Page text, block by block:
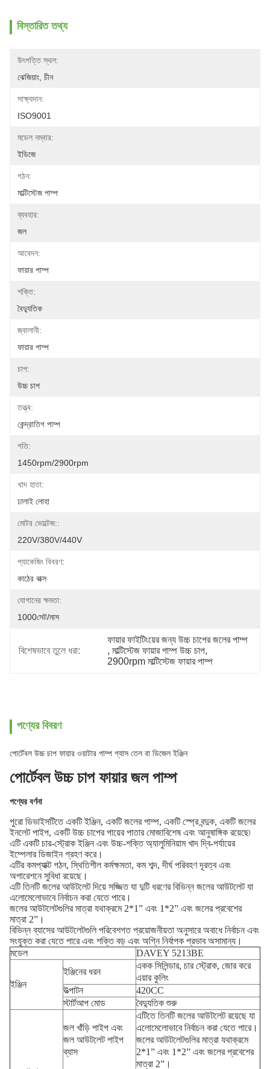
বিস্তারিত তথ্য
উৎপত্তি স্থল:
ঝেজিয়াং, চীন
সাক্ষ্যদান:
ISO9001
মডেল নম্বার:
ইডিজে
গঠন:
মাল্টিস্টেজ পাম্প
ব্যবহার:
জল
আবেদন:
ফায়ার পাম্প
শক্তি:
বৈদ্যুতিক
জ্বালানী:
ফায়ার পাম্প
চাপ:
উচ্চ চাপ
তত্ত্ব:
কেন্দ্রাতিগ পাম্প
গতি:
1450rpm/2900rpm
খাদ হাতা:
ঢালাই লোহা
মোটর ভোল্টেজ::
220V/380V/440V
প্যাকেজিং বিবরণ:
কাঠের বাক্স
যোগানের ক্ষমতা:
1000সেট/মাস
বিশেষভাবে তুলে ধরা:
ফায়ার ফাইটিংয়ের জন্য উচ্চ চাপের জলের পাম্প
, মাল্টিস্টেজ ফায়ার পাম্প উচ্চ চাপ,
2900rpm মাল্টিস্টেজ ফায়ার পাম্প
পণ্যের বিবরণ
পোর্টেবল উচ্চ চাপ ফায়ার ওয়াটার পাম্প গ্যাস তেল বা ডিজেল ইঞ্জিন
পোর্টেবল উচ্চ চাপ ফায়ার জল পাম্প
পণ্যের বর্ণনা
পুরো ডিভাইসটিতে একটি ইঞ্জিন, একটি জলের পাম্প, একটি স্প্রে বন্দুক, একটি জলের
ইনলেট পাইপ, একটি উচ্চ চাপের পায়ের পাতার মোজাবিশেষ এবং আনুষাঙ্গিক রয়েছে৷
এটি একটি চার-স্ট্রোক ইঞ্জিন এবং উচ্চ-শক্তি অ্যালুমিনিয়াম খাদ দ্বি-পর্যায়ের
ইম্পেলার ডিজাইন গ্রহণ করে।
এটির কমপ্যাক্ট গঠন, স্থিতিশীল কর্মক্ষমতা, কম শব্দ, দীর্ঘ পরিবহণ দূরত্ব এবং
অপারেশনে সুবিধা রয়েছে।
এটি তিনটি জলের আউটলেট দিয়ে সজ্জিত যা দুটি ধরণের বিভিন্ন জলের আউটলেট যা
এলোমেলোভাবে নির্বাচন করা যেতে পারে।
জলের আউটলেটগুলির মাত্রা যথাক্রমে 2*1” এবং 1*2” এবং জলের প্রবেশের
মাত্রা 2”।
বিভিন্ন ব্যাসের আউটলেটগুলি পরিবেশগত প্রয়োজনীয়তা অনুসারে অবাধে নির্বাচন এবং
সংযুক্ত করা যেতে পারে এবং শক্তি বড় এবং অগ্নি নির্বাপক প্রভাব অসামান্য।
মডেল
DAVEY 5213BE
ইঞ্জিন
ইঞ্জিনের ধরন
একক সিলিন্ডার, চার স্ট্রোক, জোর করে
এয়ার কুলিং
উত্পাটন
420CC
স্টার্টআপ মোড
বৈদ্যুতিক শুরু
জল খাঁড়ি পাইপ এবং
জল আউটলেট পাইপ
ব্যাস
এটিতে তিনটি জলের আউটলেট রয়েছে যা
এলোমেলোভাবে নির্বাচন করা যেতে পারে।
জলের আউটলেটগুলির মাত্রা যথাক্রমে
2*1” এবং 1*2” এবং জলের প্রবেশের
মাত্রা 2”।